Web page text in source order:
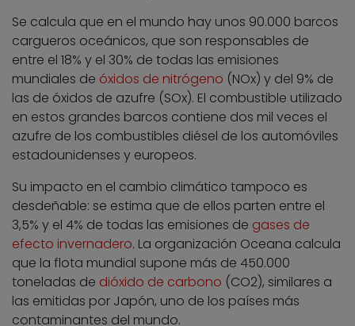
Se calcula que en el mundo hay unos 90.000 barcos
cargueros oceánicos, que son responsables de
entre el 18% y el 30% de todas las emisiones
mundiales de óxidos de nitrógeno (NOx) y del 9% de
las de óxidos de azufre (SOx). El combustible utilizado
en estos grandes barcos contiene dos mil veces el
azufre de los combustibles diésel de los automóviles
estadounidenses y europeos.
Su impacto en el cambio climático tampoco es
desdeñable: se estima que de ellos parten entre el
3,5% y el 4% de todas las emisiones de gases de
efecto invernadero. La organización Oceana calcula
que la flota mundial supone más de 450.000
toneladas de dióxido de carbono (CO2), similares a
las emitidas por Japón, uno de los países más
contaminantes del mundo.